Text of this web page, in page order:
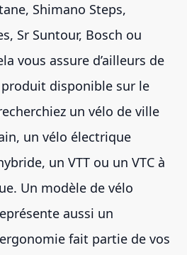
Shimano Steps,
Sr Suntour, Bosch ou
vous assure d’ailleurs de
disponible sur le
un vélo de ville
un vélo électrique
un VTT ou un VTC à
Un modèle de vélo
aussi un
fait partie de vos